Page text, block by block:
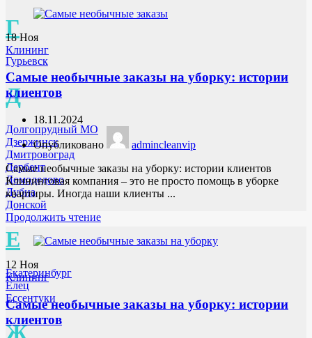
Г
Гурьевск
Д
Долгопрудный МО
Дзержинск
Дмитровоград
Дербент
Домодедово
Дубна
Донской
Е
Екатеринбург
Елец
Ессентуки
Ж
18Ноя
Клининг
Самые необычные заказы на уборку: истории
клиентов
18.11.2024
Опубликовано
admincleanvip
Самые необычные заказы на уборку: истории клиентов
Клининговая компания – это не просто помощь в уборке
квартиры. Иногда наши клиенты ...
Продолжить чтение
12 Ноя
Клининг
Самые необычные заказы на уборку: истории
клиентов